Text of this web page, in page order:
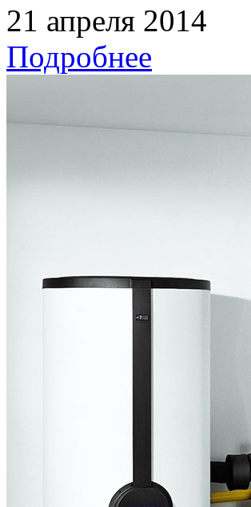
21 апреля 2014
Подробнее